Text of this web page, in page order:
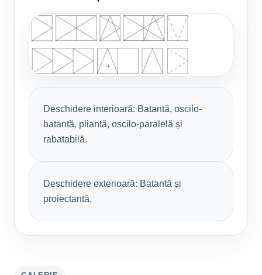
Deschidere interioară: Batantă, oscilo-
batantă, pliantă, oscilo-paralelă și
rabatabilă.
Deschidere exterioară: Batantă și
proiectantă.